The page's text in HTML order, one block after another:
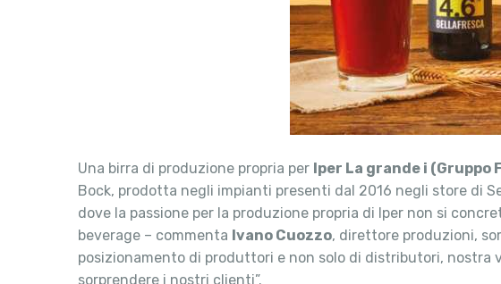
Una birra di produzione propria per Iper La grande i (Gruppo
Bock, prodotta negli impianti presenti dal 2016 negli store di
dove la passione per la produzione propria di Iper non si
beverage – commenta Ivano Cuozzo, direttore produzioni,
posizionamento di produttori e non solo di distributori,
sorprendere i nostri clienti”.